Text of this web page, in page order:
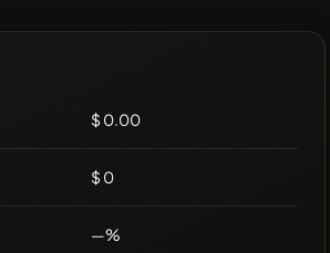
$ 0.00
$ 0
—%